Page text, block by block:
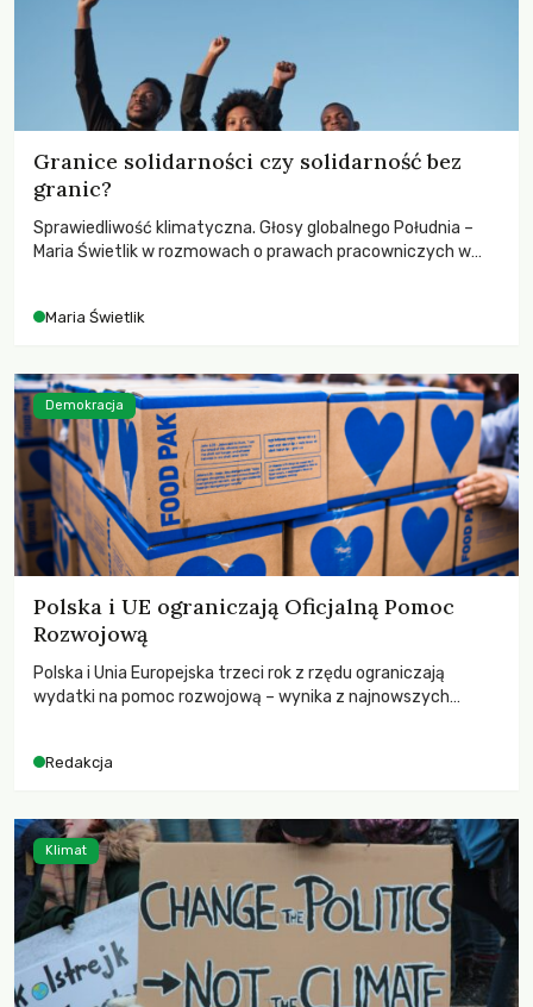
Granice solidarności czy solidarność bez
granic?
Sprawiedliwość klimatyczna. Głosy globalnego Południa –
Maria Świetlik w rozmowach o prawach pracowniczych w
Maria Świetlik
Polska i UE ograniczają Oficjalną Pomoc
Rozwojową
Polska i Unia Europejska trzeci rok z rzędu ograniczają
wydatki na pomoc rozwojową – wynika z najnowszych
odnotowano największe tąpnięcie ODA w historii. Jakie będą
kryzysami i ubóstwem?
Redakcja
Demokracja
Klimat